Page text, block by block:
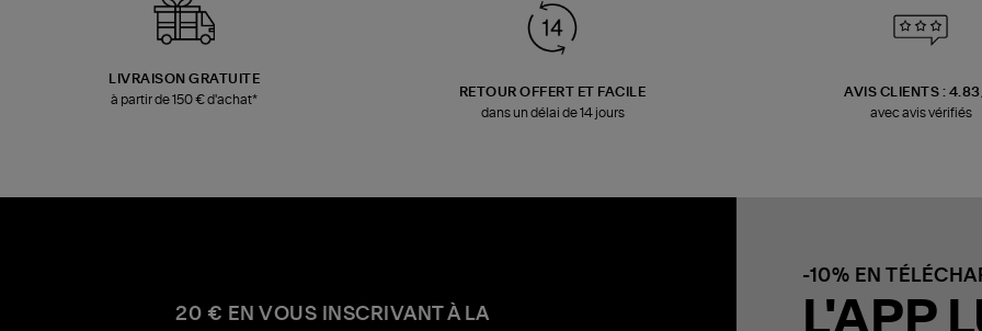
LIVRAISON GRATUITE
à partir de 150 € d'achat*
RETOUR OFFERT ET FACILE
dans un délai de 14 jours
AVIS CLIENTS :
avec avis vérifiés
20 € EN VOUS INSCRIVANT À LA
-10% EN
L'APP